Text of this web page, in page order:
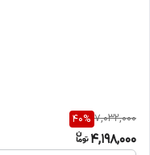
7,032,000
40%
4,198,000